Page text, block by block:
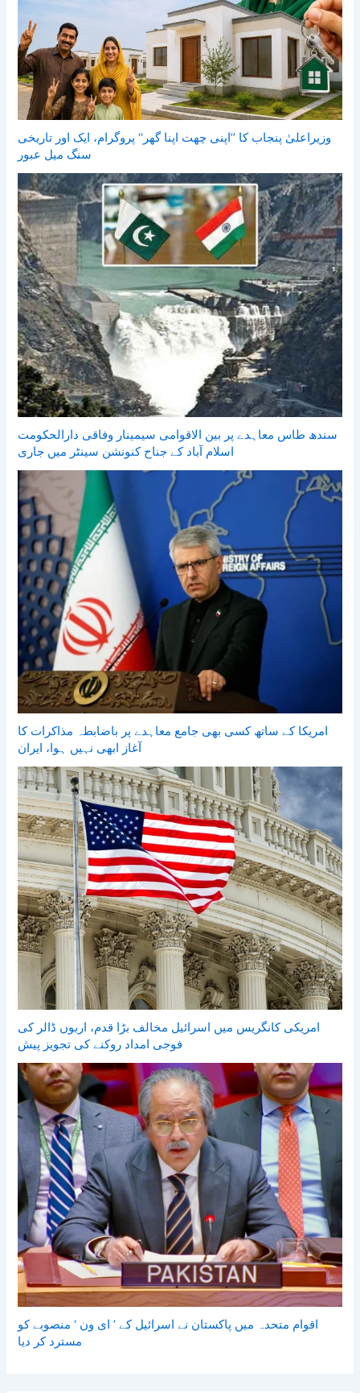
وزیراعلیٰ پنجاب کا ’’اپنی چھت اپنا گھر‘‘ پروگرام، ایک اور تاریخی
سنگ میل عبور
سندھ طاس معاہدے پر بین الاقوامی سیمینار وفاقی دارالحکومت
اسلام آباد کے جناح کنونشن سینٹر میں جاری
امریکا کے ساتھ کسی بھی جامع معاہدے پر باضابطہ مذاکرات کا
آغاز ابھی نہیں ہوا، ایران
امریکی کانگریس میں اسرائیل مخالف بڑا قدم، اربوں ڈالر کی
فوجی امداد روکنے کی تجویز پیش
اقوام متحدہ میں پاکستان نے اسرائیل کے ’ ای ون ‘ منصوبے کو
مسترد کر دیا